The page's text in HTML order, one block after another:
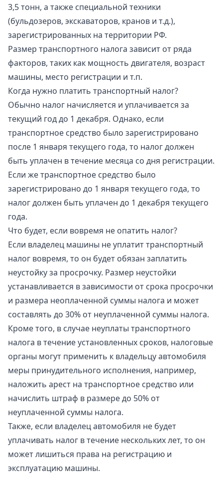
3,5 тонн, а также специальной техники
(бульдозеров, экскаваторов, кранов и т.д.),
зарегистрированных на территории РФ.
Размер транспортного налога зависит от ряда
факторов, таких как мощность двигателя, возраст
машины, место регистрации и т.п.
Когда нужно платить транспортный налог?
Обычно налог начисляется и уплачивается за
текущий год до 1 декабря. Однако, если
транспортное средство было зарегистрировано
после 1 января текущего года, то налог должен
быть уплачен в течение месяца со дня регистрации.
Если же транспортное средство было
зарегистрировано до 1 января текущего года, то
налог должен быть уплачен до 1 декабря текущего
года.
Что будет, если вовремя не опатить налог?
Если владелец машины не уплатит транспортный
налог вовремя, то он будет обязан заплатить
неустойку за просрочку. Размер неустойки
устанавливается в зависимости от срока просрочки
и размера неоплаченной суммы налога и может
составлять до 30% от неуплаченной суммы налога.
Кроме того, в случае неуплаты транспортного
налога в течение установленных сроков, налоговые
органы могут применить к владельцу автомобиля
меры принудительного исполнения, например,
наложить арест на транспортное средство или
начислить штраф в размере до 50% от
неуплаченной суммы налога.
Также, если владелец автомобиля не будет
уплачивать налог в течение нескольких лет, то он
может лишиться права на регистрацию и
эксплуатацию машины.